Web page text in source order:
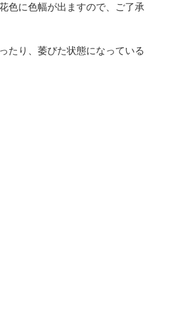
色に色幅が出ますので、ご了承
たり、萎びた状態になっている